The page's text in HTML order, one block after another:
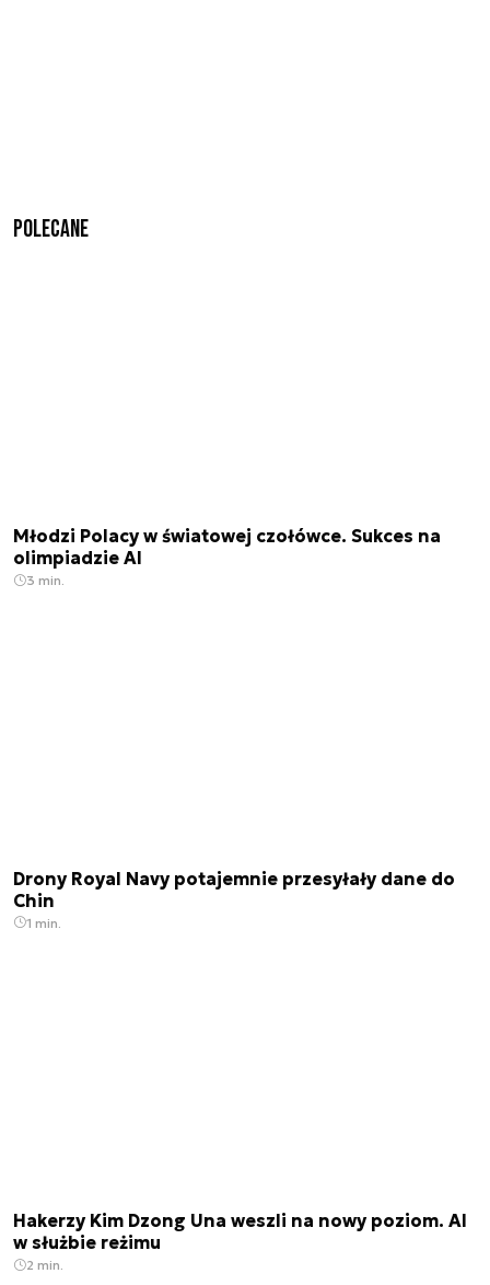
Polecane
Młodzi Polacy w światowej czołówce. Sukces na
olimpiadzie AI
3 min.
Drony Royal Navy potajemnie przesyłały dane do
Chin
1 min.
Hakerzy Kim Dzong Una weszli na nowy poziom. AI
w służbie reżimu
2 min.